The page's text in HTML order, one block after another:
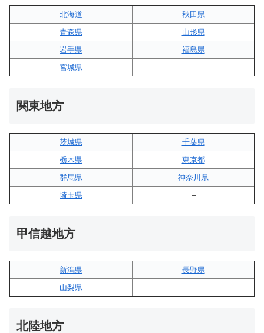
北海道
秋田県
青森県
山形県
岩手県
福島県
宮城県
–
関東地方
茨城県
千葉県
栃木県
東京都
群馬県
神奈川県
埼玉県
–
甲信越地方
新潟県
長野県
山梨県
–
北陸地方